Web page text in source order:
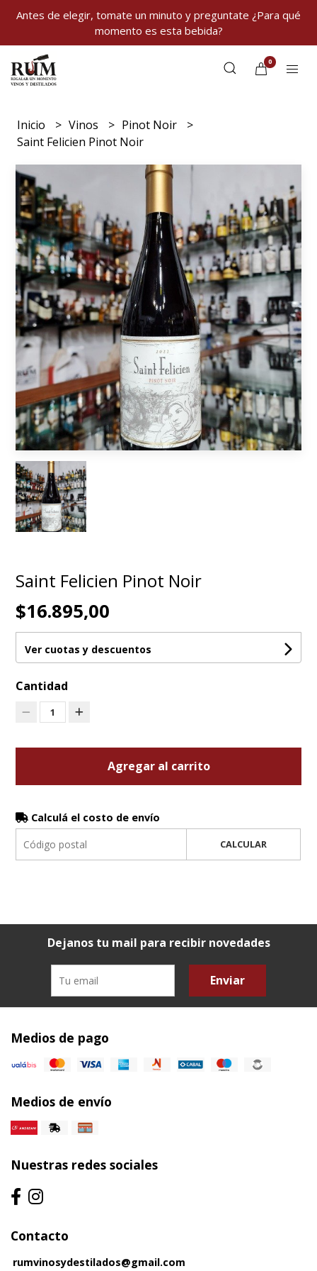
Antes de elegir, tomate un minuto y preguntate ¿Para qué
momento es esta bebida?
0
Inicio Vinos
Pinot Noir
Saint Felicien Pinot Noir
Saint Felicien Pinot Noir
$16.895,00
Ver cuotas y descuentos
Cantidad
1
Agregar al carrito
Calculá el costo de envío
CALCULAR
Dejanos tu mail para recibir novedades
Enviar
Medios de pago
Medios de envío
Nuestras redes sociales
Contacto
rumvinosydestilados@gmail.com